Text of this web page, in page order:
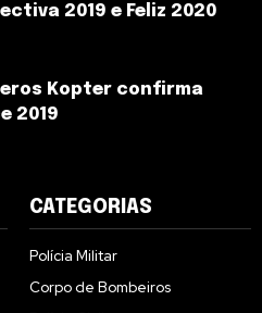
2019 e Feliz 2020
Kopter confirma
2019
CATEGORIAS
Polícia Militar
Corpo de Bombeiros